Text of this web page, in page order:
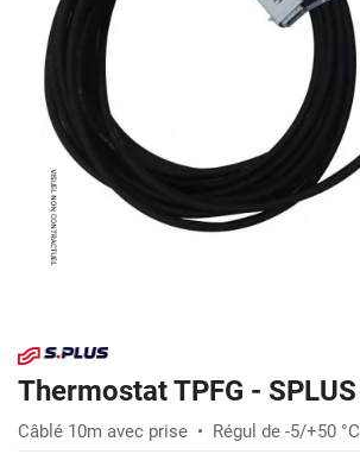
Thermostat TPFG - SPLUS
Câblé 10m avec prise • Régul de -5/+50 °C